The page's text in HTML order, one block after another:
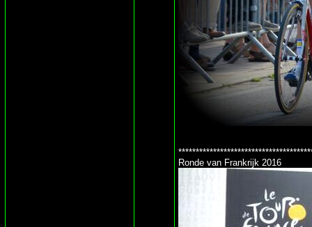
Ronde van Frankrijk 2016